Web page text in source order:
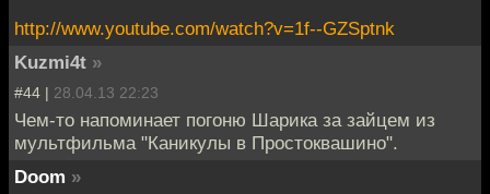
http://www.youtube.com/watch?v=1f--GZSptnk
Kuzmi4t »
#44 | 28.04.13 22:23
Чем-то напоминает погоню Шарика за зайцем из
мультфильма "Каникулы в Простоквашино".
Doom »